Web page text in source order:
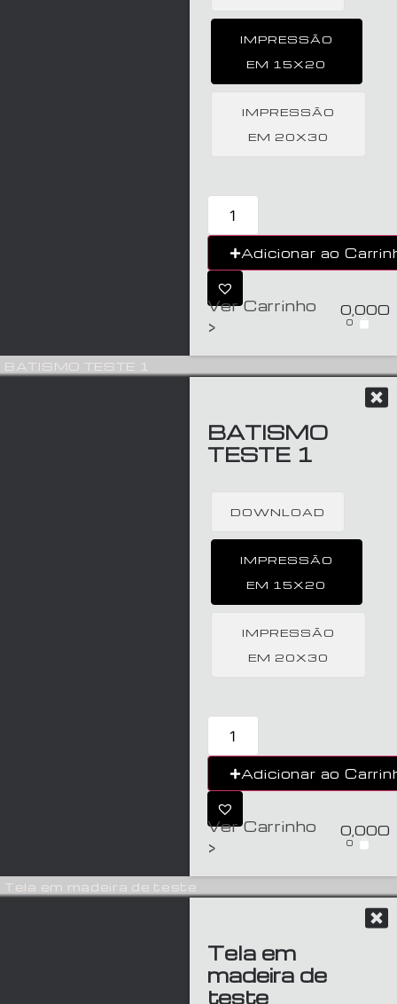
IMPRESSÃO
EM 15X20
IMPRESSÃO
EM 20X30
Adicionar ao
Ver Carrinho
>
0,00€
0
BATISMO TESTE 1
BATISMO
TESTE 1
DOWNLOAD
IMPRESSÃO
EM 15X20
IMPRESSÃO
EM 20X30
Adicionar ao
Ver Carrinho
>
0,00€
0
Tela em madeira de teste
Tela em
madeira de
teste